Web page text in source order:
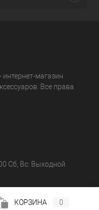
магазин
Все права
Сб, Вс: Выходной
КОРЗИНА 0